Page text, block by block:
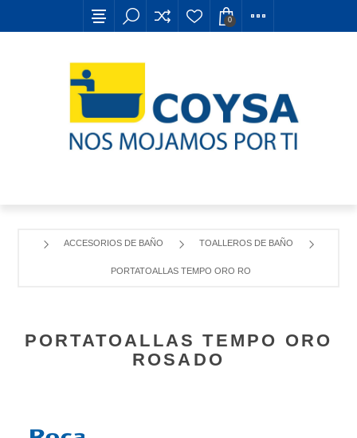
0
ACCESORIOS DE BAÑO TOALLEROS DE BAÑO
PORTATOALLAS TEMPO ORO ROSADO
PORTATOALLAS TEMPO ORO
ROSADO